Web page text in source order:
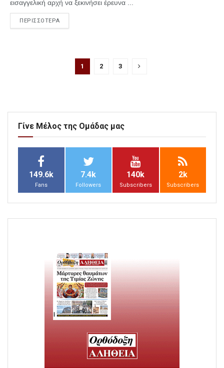
εισαγγελική αρχή να ξεκινήσει έρευνα ...
ΠΕΡΙΣΣΟΤΕΡΑ
1 2 3
Γίνε Μέλος της Ομάδας μας
149.6k
Fans
7.4k
Followers
140k
Subscribers
2k
Subscribers